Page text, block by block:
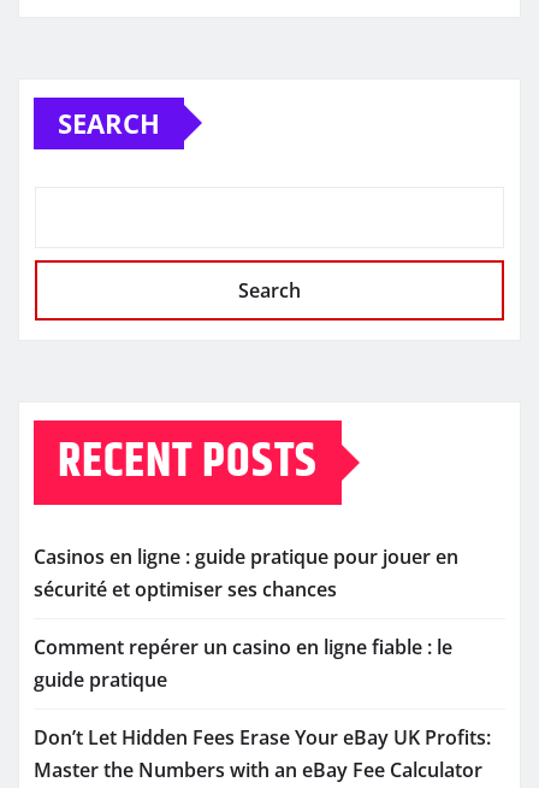
SEARCH
Search
RECENT POSTS
Casinos en ligne : guide pratique pour jouer en
sécurité et optimiser ses chances
Comment repérer un casino en ligne fiable : le
guide pratique
Don’t Let Hidden Fees Erase Your eBay UK Profits:
Master the Numbers with an eBay Fee Calculator